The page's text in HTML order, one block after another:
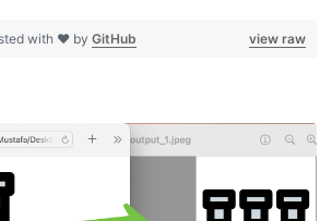
view raw
with ❤ by GitHub